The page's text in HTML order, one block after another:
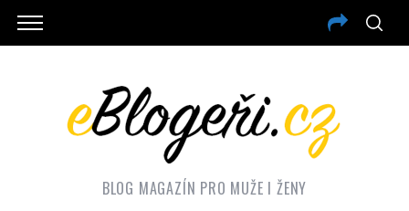
BLOG MAGAZÍN PRO MUŽE I ŽENY